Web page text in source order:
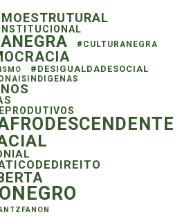
#CULTURANEGRA
#DESIGUALDADESOCIAL